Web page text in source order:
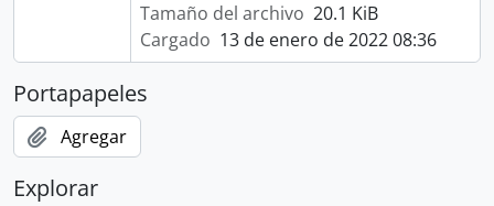
Tamaño del archivo 20.1 KiB
Cargado 13 de enero de 2022 08:36
Portapapeles
Agregar
Explorar